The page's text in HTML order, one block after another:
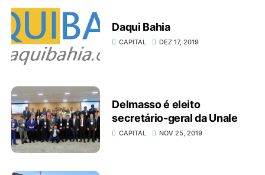
Daqui Bahia
CAPITAL DEZ 17, 2019
Delmasso é eleito
secretário-geral da Unale
CAPITAL NOV 25, 2019